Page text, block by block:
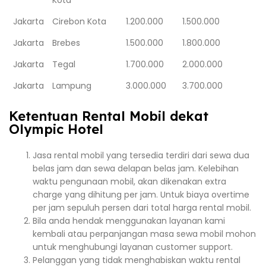
Jakarta Cirebon Kota 1.200.000
1.500.000
Jakarta
Brebes 1.500.000
1.800.000
Jakarta
Tegal 1.700.000
2.000.000
Jakarta
Lampung 3.000.000 3.700.000
Ketentuan Rental Mobil dekat
Olympic Hotel
Jasa rental mobil yang tersedia terdiri dari sewa dua
belas jam dan sewa delapan belas jam. Kelebihan
waktu pengunaan mobil, akan dikenakan extra
charge yang dihitung per jam. Untuk biaya overtime
per jam sepuluh persen dari total harga rental mobil.
Bila anda hendak menggunakan layanan kami
kembali atau perpanjangan masa sewa mobil mohon
untuk menghubungi layanan customer support.
Pelanggan yang tidak menghabiskan waktu rental